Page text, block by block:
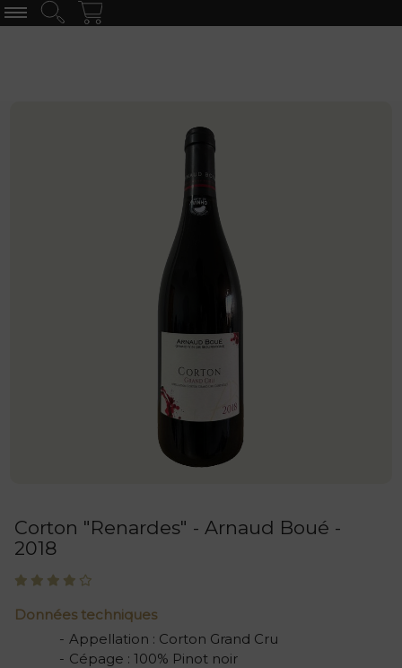
Corton "Renardes" - Arnaud Boué -
2018
Données techniques
Appellation : Corton Grand Cru
Cépage : 100% Pinot noir